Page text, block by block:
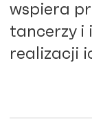
wspiera
tancerzy i
realizacji